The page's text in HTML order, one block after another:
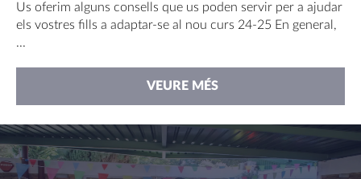
Us oferim alguns consells que us poden servir per a ajudar
els vostres fills a adaptar-se al nou curs 24-25 En general,
...
VEURE MÉS